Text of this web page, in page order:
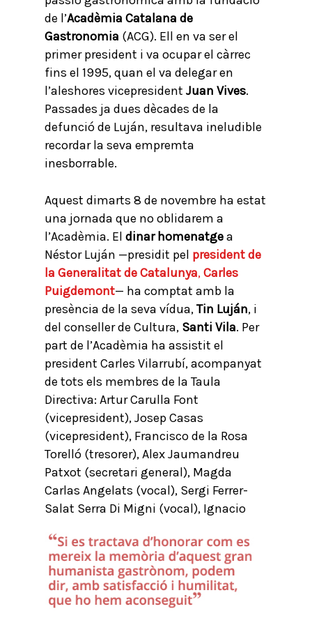
de l’Acadèmia Catalana de
Gastronomia (ACG). Ell en va ser el
primer president i va ocupar el càrrec
fins el 1995, quan el va delegar en
l’aleshores vicepresident Juan Vives.
Passades ja dues dècades de la
defunció de Luján, resultava ineludible
recordar la seva empremta
inesborrable.
Aquest dimarts 8 de novembre ha estat
una jornada que no oblidarem a
l’Acadèmia. El dinar homenatgea
Néstor Luján —presidit pel president de
la Generalitat de Catalunya,Carles
Puigdemont— ha comptat amb la
presència de la seva vídua,Tin Luján, i
del conseller de Cultura, Santi Vila. Per
part de l’Acadèmia ha assistit el
president Carles Vilarrubí, acompanyat
de tots els membres de la Taula
Directiva: Artur Carulla Font
(vicepresident), Josep Casas
(vicepresident), Francisco de la Rosa
Torelló (tresorer), Alex Jaumandreu
Patxot (secretari general), Magda
Carlas Angelats (vocal), Sergi Ferrer-
Salat Serra Di Migni (vocal), Ignacio